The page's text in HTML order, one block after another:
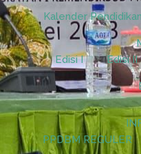
Kalender Pendidikan
Edisi I
Edisi II
PPDBM REGULER